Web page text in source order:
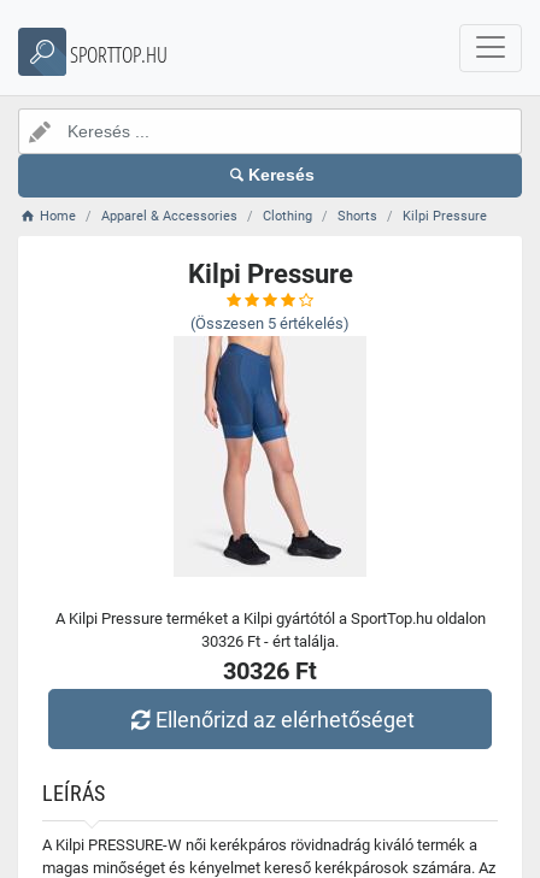
SPORTTOP.HU
Keresés
Home Apparel & Accessories Clothing Shorts Kilpi Pressure
Kilpi Pressure
(Összesen 5 értékelés)
A Kilpi Pressure terméket a Kilpi gyártótól a SportTop.hu oldalon
30326 Ft - ért találja.
30326 Ft
Ellenőrizd az elérhetőséget
LEÍRÁS
A Kilpi PRESSURE-W női kerékpáros rövidnadrág kiváló termék a
magas minőséget és kényelmet kereső kerékpárosok számára. Az